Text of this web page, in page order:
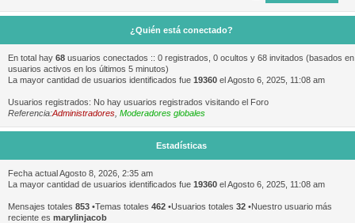
¿Quién está conectado?
En total hay 68 usuarios conectados :: 0 registrados, 0 ocultos y 68 invitados (basados en
usuarios activos en los últimos 5 minutos)
La mayor cantidad de usuarios identificados fue 19360 el Agosto 6, 2025, 11:08 am
Usuarios registrados: No hay usuarios registrados visitando el Foro
Referencia:Administradores Moderadores globales
Estadísticas
Fecha actual Agosto 8, 2026, 2:35 am
La mayor cantidad de usuarios identificados fue 19360 el Agosto 6, 2025, 11:08 am
Mensajes totales 853 •Temas totales 462 •Usuarios totales 32 •Nuestro usuario más
reciente es marylinjacob